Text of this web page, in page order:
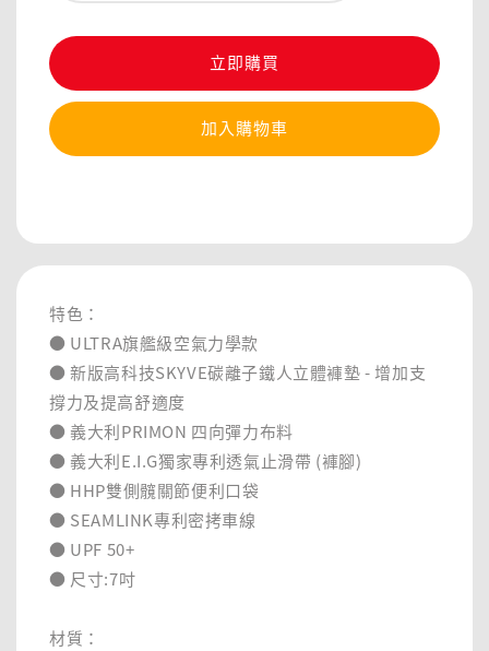
立即購買
加入購物車
特色：
● ULTRA旗艦級空氣力學款
● 新版高科技SKYVE碳離子鐵人立體褲墊 - 增加支
撐力及提高舒適度
● 義大利PRIMON 四向彈力布料
● 義大利E.I.G獨家專利透氣止滑帶 (褲腳)
● HHP雙側髖關節便利口袋
● SEAMLINK專利密拷車線
● UPF 50+
● 尺寸:7吋
材質：